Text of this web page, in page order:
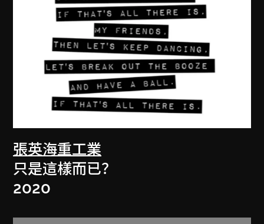
張英海重工業
只是這樣而已？
2020